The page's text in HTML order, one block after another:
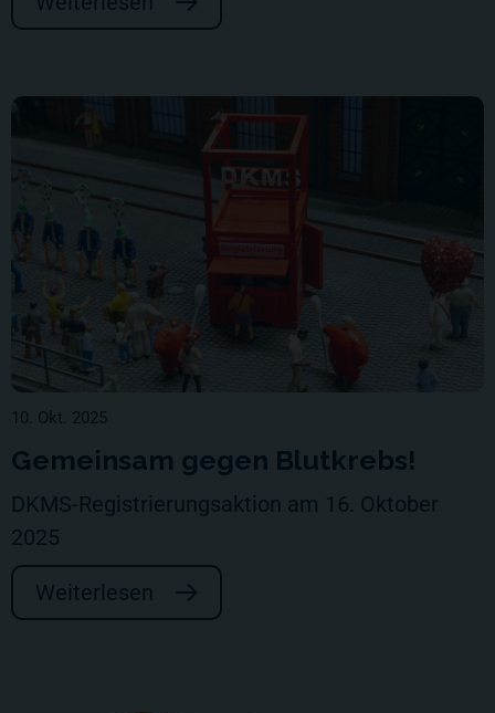
10. Okt. 2025
Gemeinsam gegen Blutkrebs!
DKMS-Registrierungsaktion am 16. Oktober
2025
Weiterlesen